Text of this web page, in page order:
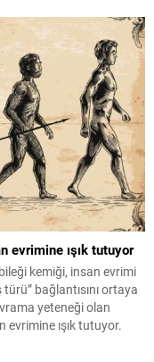
evrimine ışık tutuyor
kemiği, insan evrimi
bağlantısını ortaya
yeteneği olan
ışık tutuyor.